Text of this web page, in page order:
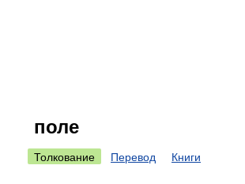
поле
Толкование Перевод Книги